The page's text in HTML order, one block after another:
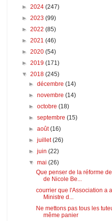
► 2024 (247)
► 2023 (99)
► 2022 (85)
► 2021 (46)
► 2020 (54)
► 2019 (171)
▼ 2018 (245)
►décembre(14)
►novembre(14)
►octobre(18)
►septembre(15)
►août(16)
►juillet(26)
►juin(22)
▼mai(26)
Que penser de la réforme
de Nicole Be...
courrier que l'Association a
Ministre d...
Ne mettons pas tous les
même panier